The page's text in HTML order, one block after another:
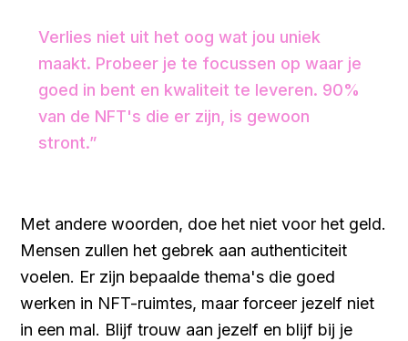
Verlies niet uit het oog wat jou uniek
maakt. Probeer je te focussen op waar je
goed in bent en kwaliteit te leveren. 90%
van de NFT's die er zijn, is gewoon
stront.”
Met andere woorden, doe het niet voor het geld.
Mensen zullen het gebrek aan authenticiteit
voelen. Er zijn bepaalde thema's die goed
werken in NFT-ruimtes, maar forceer jezelf niet
in een mal. Blijf trouw aan jezelf en blijf bij je